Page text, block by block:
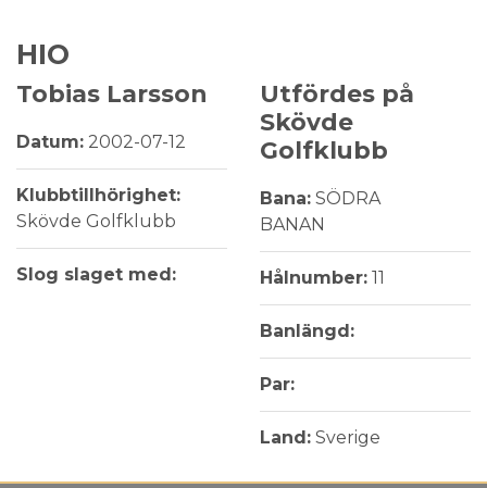
HIO
Tobias Larsson
Datum: 2002-07-12
Klubbtillhörighet:
Skövde Golfklubb
Slog slaget med:
Utfördes på
Skövde
Golfklubb
Bana: SÖDRA
BANAN
Hålnumber: 11
Banlängd:
Par:
Land: Sverige